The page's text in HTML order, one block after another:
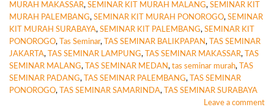
MURAH MAKASSAR, SEMINAR KIT MURAH MALANG, SEMINAR KIT
MURAH PALEMBANG, SEMINAR KIT MURAH PONOROGO, SEMINAR
KIT MURAH SURABAYA, SEMINAR KIT PALEMBANG, SEMINAR KIT
PONOROGO, Tas Seminar, TAS SEMINAR BALIKPAPAN,
TAS SEMINAR
JAKARTA, TAS SEMINAR LAMPUNG, TAS SEMINAR MAKASSAR,
TAS
SEMINAR MALANG, TAS SEMINAR MEDAN, tas seminar murah,
TAS
SEMINAR PADANG, TAS SEMINAR PALEMBANG,
TAS SEMINAR
PONOROGO, TAS SEMINAR SAMARINDA,
TAS SEMINAR SURABAYA
Leave a comment